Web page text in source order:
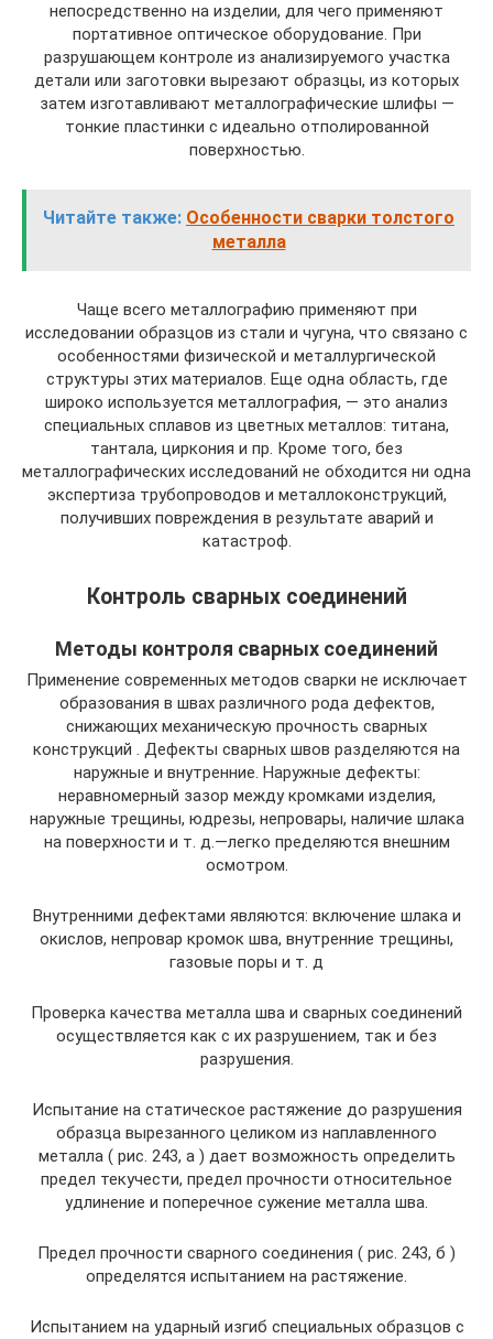
непосредственно на изделии, для чего применяют
портативное оптическое оборудование. При
разрушающем контроле из анализируемого участка
детали или заготовки вырезают образцы, из которых
затем изготавливают металлографические шлифы —
тонкие пластинки с идеально отполированной
поверхностью.
Читайте также: Особенности сварки толстого
металла
Чаще всего металлографию применяют при
исследовании образцов из стали и чугуна, что связано с
особенностями физической и металлургической
структуры этих материалов. Еще одна область, где
широко используется металлография, — это анализ
специальных сплавов из цветных металлов: титана,
тантала, циркония и пр. Кроме того, без
металлографических исследований не обходится ни одна
экспертиза трубопроводов и металлоконструкций,
получивших повреждения в результате аварий и
катастроф.
Контроль сварных соединений
Методы контроля сварных соединений
Применение современных методов сварки не исключает
образования в швах различного рода дефектов,
снижающих механическую прочность сварных
конструкций . Дефекты сварных швов разделяются на
наружные и внутренние. Наружные дефекты:
неравномерный зазор между кромками изделия,
наружные трещины, юдрезы, непровары, наличие шлака
на поверхности и т. д.—легко пределяются внешним
осмотром.
Внутренними дефектами являются: включение шлака и
окислов, непровар кромок шва, внутренние трещины,
газовые поры и т. д
Проверка качества металла шва и сварных соединений
осуществляется как с их разрушением, так и без
разрушения.
Испытание на статическое растяжение до разрушения
образца вырезанного целиком из наплавленного
металла ( рис. 243, а ) дает возможность определить
предел текучести, предел прочности относительное
удлинение и поперечное сужение металла шва.
Предел прочности сварного соединения ( рис. 243, б )
определятся испытанием на растяжение.
Испытанием на ударный изгиб специальных образцов с